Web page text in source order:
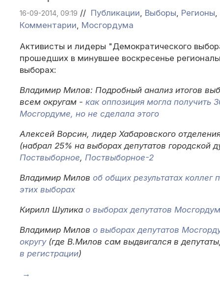
16-09-2014, 09:19 // Публикации Выборы Регионы
Комментарии Мосгордума
Активисты и лидеры "Демократического
прошедших в минувшее воскресенье
выборах:
Владимир Милов: Подробный анализ итогов
всем округам - как оппозиция могла получить
Мосгордуме, но не сделала этого
Алексей Ворсин, лидер Хабаровского
(набрал 25% на выборах депутатов городской
Поствыборное, Поствыборное-2
Владимир Милов об общих результатах
этих выборах
Кирилл Шулика о выборах депутатов
Владимир Милов о выборах депутатов
округу(где В.Милов сам выдвигался в
в регистрации)
→